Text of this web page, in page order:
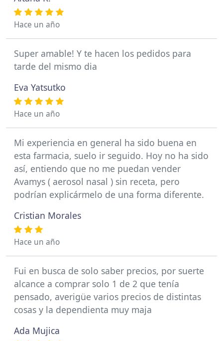
Hace un año
Super amable! Y te hacen los pedidos para
tarde del mismo dia
Eva Yatsutko
Hace un año
Mi experiencia en general ha sido buena en
esta farmacia, suelo ir seguido. Hoy no ha sido
así, entiendo que no me puedan vender
Avamys ( aerosol nasal ) sin receta, pero
podrían explicármelo de una forma diferente.
Cristian Morales
Hace un año
Fui en busca de solo saber precios, por suerte
alcance a comprar solo 1 de 2 que tenía
pensado, averigüe varios precios de distintas
cosas y la dependienta muy maja
Ada Mujica